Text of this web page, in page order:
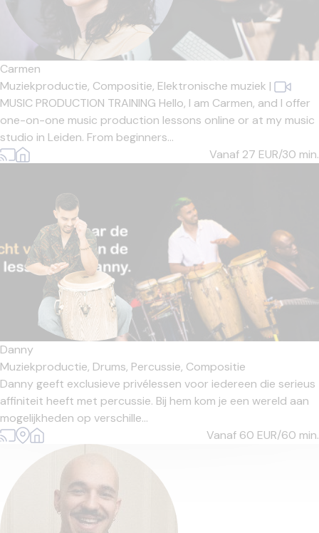
Carmen
Muziekproductie, Compositie, Elektronische muziek |
MUSIC PRODUCTION TRAINING Hello, I am Carmen, and I offer
one-on-one music production lessons online or at my music
studio in Leiden. From beginners...
Vanaf 27 EUR/30 min.
Danny
Muziekproductie, Drums, Percussie, Compositie
Danny geeft exclusieve privélessen voor iedereen die serieus
affiniteit heeft met percussie. Bij hem kom je een wereld aan
mogelijkheden op verschille...
Vanaf 60 EUR/60 min.